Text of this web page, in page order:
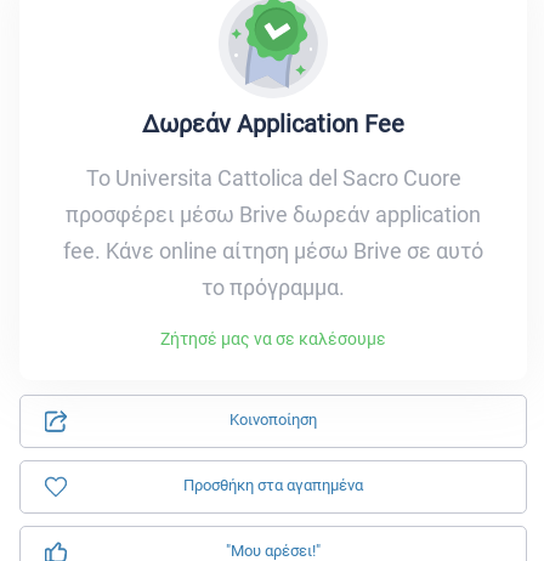
Κοινοποίηση
Προσθήκη στα αγαπημένα
"Μου αρέσει!"
Δωρεάν Application Fee
Το Universita Cattolica del Sacro Cuore
προσφέρει μέσω Brive δωρεάν application
fee. Κάνε online αίτηση μέσω Brive σε αυτό
το πρόγραμμα.
Ζήτησέ μας να σε καλέσουμε